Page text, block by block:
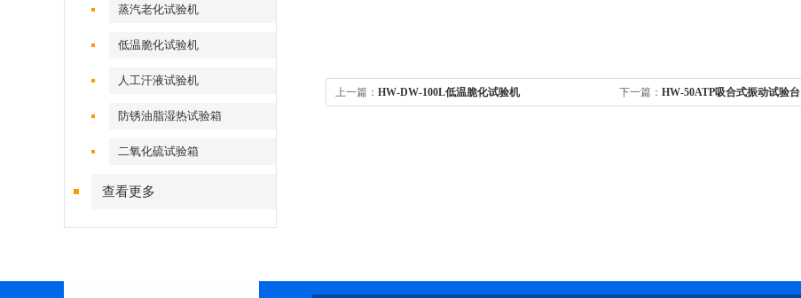
蒸汽老化试验机
低温脆化试验机
人工汗液试验机
防锈油脂湿热试验箱
二氧化硫试验箱
查看更多
上一篇： HW-DW-100L低温脆化试验机 下一篇： HW-50ATP吸合式振动试验台